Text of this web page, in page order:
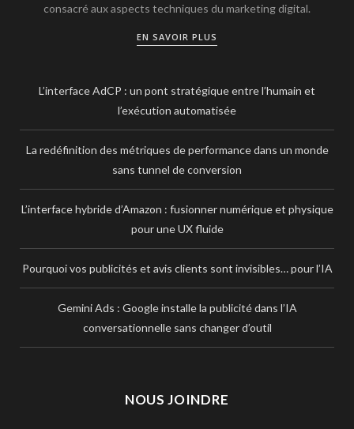
consacré aux aspects techniques du marketing digital.
EN SAVOIR PLUS
L’interface AdCP : un pont stratégique entre l’humain et
l’exécution automatisée
La redéfinition des métriques de performance dans un monde
sans tunnel de conversion
L’interface hybride d’Amazon : fusionner numérique et physique
pour une UX fluide
Pourquoi vos publicités et avis clients sont invisibles… pour l’IA
Gemini Ads : Google installe la publicité dans l’IA
conversationnelle sans changer d’outil
NOUS JOINDRE